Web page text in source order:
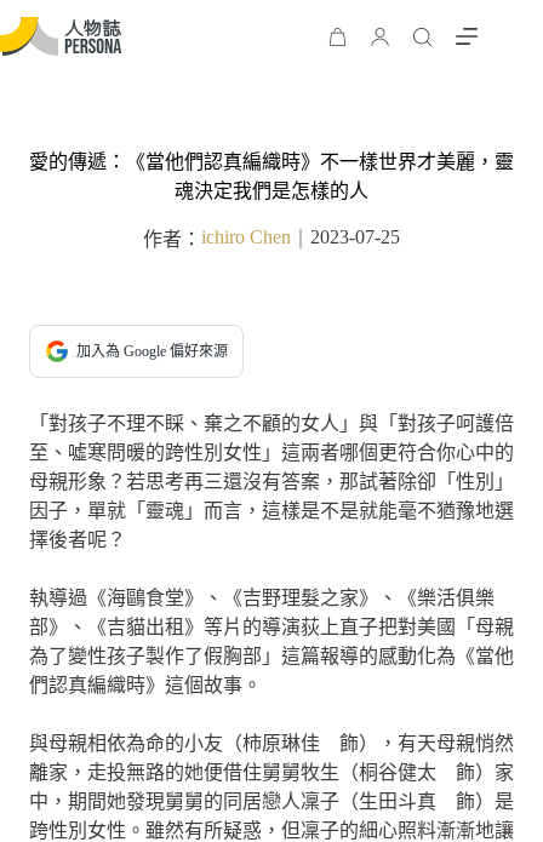
愛的傳遞：《當他們認真編織時》不一樣世界才美麗，靈
魂決定我們是怎樣的人
作者： ichiro Chen 2023-07-25
加入為 Google 偏好來源
「對孩子不理不睬、棄之不顧的女人」與「對孩子呵護倍
至、噓寒問暖的跨性別女性」這兩者哪個更符合你心中的
母親形象？若思考再三還沒有答案，那試著除卻「性別」
因子，單就「靈魂」而言，這樣是不是就能毫不猶豫地選
擇後者呢？
執導過《海鷗食堂》、《吉野理髮之家》、《樂活俱樂
部》、《吉貓出租》等片的導演荻上直子把對美國「母親
為了變性孩子製作了假胸部」這篇報導的感動化為《當他
們認真編織時》這個故事。
與母親相依為命的小友（柿原琳佳 飾），有天母親悄然
離家，走投無路的她便借住舅舅牧生（桐谷健太 飾）家
中，期間她發現舅舅的同居戀人凜子（生田斗真 飾）是
跨性別女性。雖然有所疑惑，但凜子的細心照料漸漸地讓